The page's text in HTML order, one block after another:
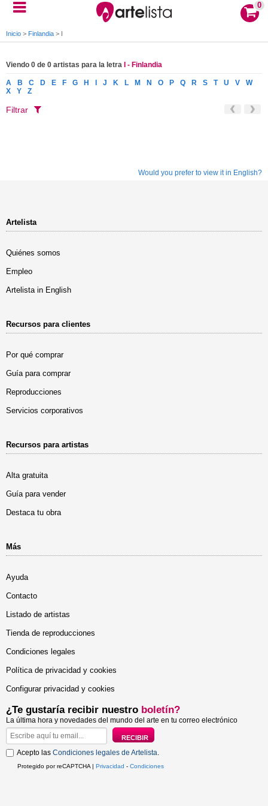
0
Inicio > Finlandia > I
Viendo 0 de 0 artistas para la letra I - Finlandia
A B C D E F G H J K L M N O P Q R S T U V
W
X
Y Z
Filtrar
Would you prefer to view it in English?
Artelista
Quiénes somos
Empleo
Artelista in English
Recursos para clientes
Por qué comprar
Guía para comprar
Reproducciones
Servicios corporativos
Recursos para artistas
Alta gratuita
Guía para vender
Destaca tu obra
Más
Ayuda
Contacto
Listado de artistas
Tienda de reproducciones
Condiciones legales
Política de privacidad y cookies
Configurar privacidad y cookies
¿Te gustaría recibir nuestro boletín?
La última hora y novedades del mundo del arte en tu correo electrónico
Acepto las Condiciones legales de Artelista.
Protegido por reCAPTCHA | Privacidad - Condiciones